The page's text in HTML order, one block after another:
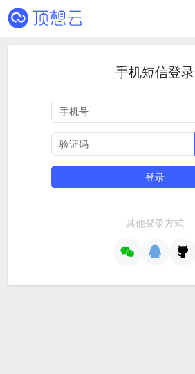
手机短信登录
登录
其他登录方式